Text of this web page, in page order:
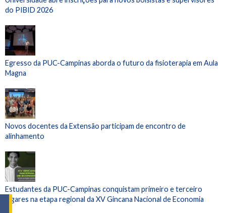
do PIBID 2026
Egresso da PUC-Campinas aborda o futuro da fisioterapia em Aula
Magna
Novos docentes da Extensão participam de encontro de
alinhamento
Estudantes da PUC-Campinas conquistam primeiro e terceiro
lugares na etapa regional da XV Gincana Nacional de Economia